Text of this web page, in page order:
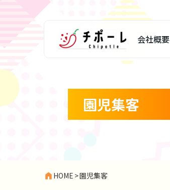
会社概要
園児集客
HOME >園児集客